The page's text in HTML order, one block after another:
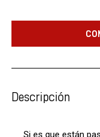
Descripción
Si es que están